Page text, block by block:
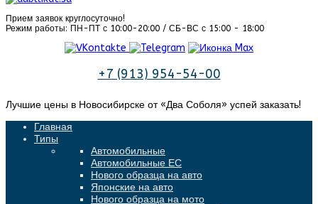
Прием заявок круглосуточно!
Режим работы: ПН-ПТ с 10:00-20:00 / СБ-ВС с 15:00 - 18:00
+7 (913) 954-54-00
Лучшие цены в Новосибирске от «‎Два Соболя» успей заказать!
Главная
Типы
Автомобильные
Автомобильные ЕС
Нового образца на авто
Японские на авто
Нового образца на мото